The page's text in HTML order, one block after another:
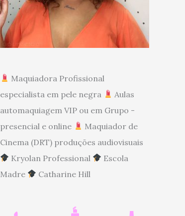
Maquiadora Profissional
especialista em pele negra
Aulas
automaquiagem VIP ou em Grupo -
presencial e online
Maquiador de
Cinema (DRT) produções audiovisuais
Kryolan Professional
Escola
Madre
Catharine Hill